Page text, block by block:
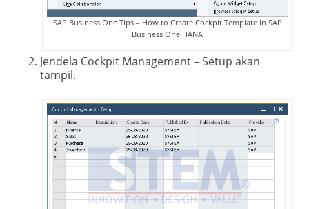
SAP Business One Tips – How to Create Cockpit Template in SAP
Business One HANA
Jendela Cockpit Management – Setup akan
tampil.